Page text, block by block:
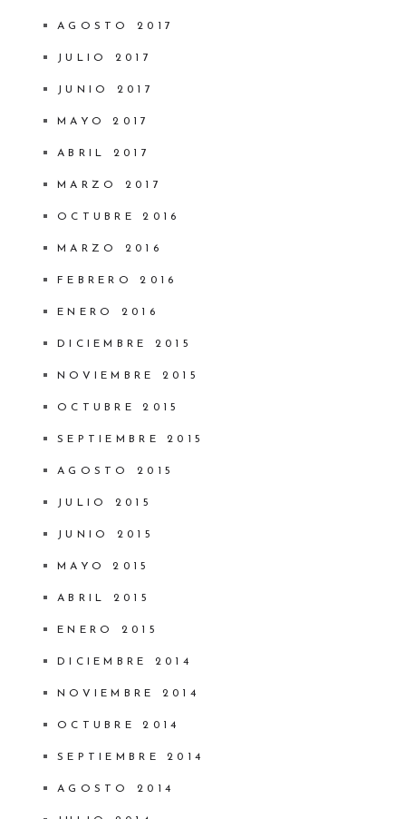
AGOSTO 2017
JULIO 2017
JUNIO 2017
MAYO 2017
ABRIL 2017
MARZO 2017
OCTUBRE 2016
MARZO 2016
FEBRERO 2016
ENERO 2016
DICIEMBRE 2015
NOVIEMBRE 2015
OCTUBRE 2015
SEPTIEMBRE 2015
AGOSTO 2015
JULIO 2015
JUNIO 2015
MAYO 2015
ABRIL 2015
ENERO 2015
DICIEMBRE 2014
NOVIEMBRE 2014
OCTUBRE 2014
SEPTIEMBRE 2014
AGOSTO 2014